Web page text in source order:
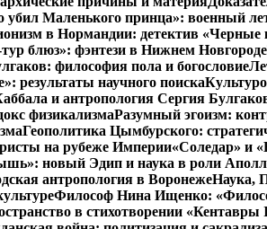
убил Маленького принца»: военный
в Нормандии: детектив
блюз»: фэнтези в Нижнем Новгороде
философия пола и богословие
результаты научного поиска
и антропология Сергия
физикализмаРазумный эгоизм:
Геополитика Цымбурского:
на рубеже Империи«Соледар» и
новый Эдип и наука в роли
антропология в ВоронежеНаука,
Философ Нина Ищенко:
в стихотворении